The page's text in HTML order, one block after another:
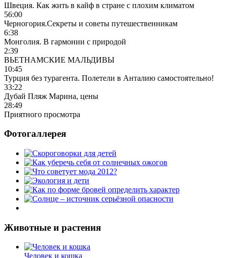
Швеция. Как жить в кайф в стране с плохим климатом
56:00
Черногория.Секреты и советы путешественникам
6:38
Монголия. В гармонии с природой
2:39
ВЬЕТНАМСКИЕ МАЛЬДИВЫ
10:45
Турция без турагента. Полетели в Анталию самостоятельно!
33:22
Дубай Пляж Марина, цены
28:49
Приятного просмотра
Фотогаллерея
Животные и растения
Человек и кошка